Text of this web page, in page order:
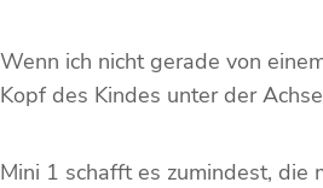
Wenn ich nicht gerade von
Kopf des Kindes unter der
Mini 1 schafft es zumindest, die